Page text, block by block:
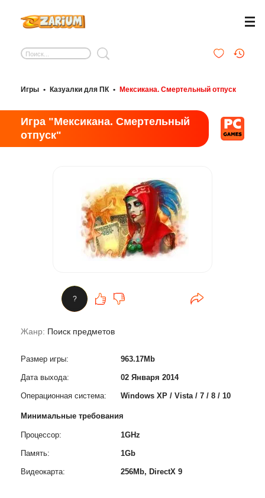
Игры • Казуалки для ПК • Мексикана. Смертельный отпуск
Игра "Мексикана. Смертельный
отпуск"
Жанр: Поиск предметов
Размер игры: 963.17Mb
Дата выхода: 02 Января 2014
Операционная система: Windows XP / Vista / 7 / 8 / 10
Минимальные требования
Процессор: 1GHz
Память: 1Gb
Видеокарта: 256Mb, DirectX 9
?